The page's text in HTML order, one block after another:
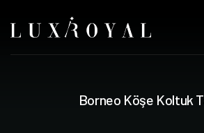
Borneo Köşe Koltuk T